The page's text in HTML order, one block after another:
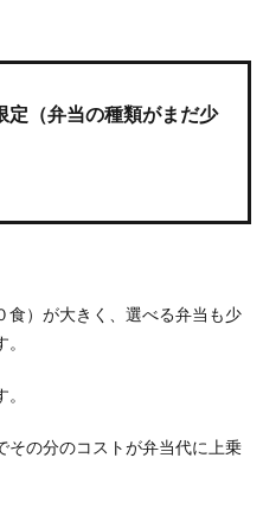
定（弁当の種類がまだ少
食）が大きく、選べる弁当も少
その分のコストが弁当代に上乗